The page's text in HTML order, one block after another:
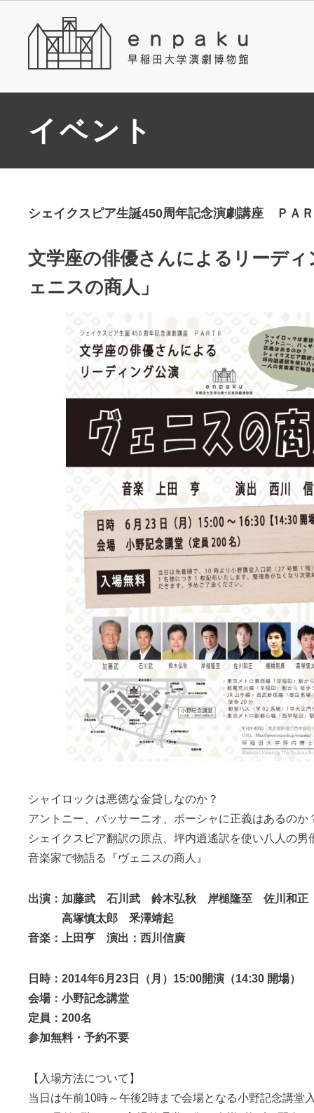
イベント
シェイクスピア生誕450周年記念演劇講座 ＰＡ
文学座の俳優さんによるリーディ
ェニスの商人」
シャイロックは悪徳な金貸しなのか？
アントニー、バッサーニオ、ポーシャに正義はあるのか
シェイクスピア翻訳の原点、坪内逍遙訳を使い八人の男
音楽家で物語る『ヴェニスの商人』
出演：加藤武 石川武 鈴木弘秋 岸槌隆至 佐川和正
高塚慎太郎 釆澤靖起
音楽：上田亨 演出：西川信廣
日時：2014年6月23日（月）15:00開演（14:30 開場）
会場：小野記念講堂
定員：200名
参加無料・予約不要
【入場方法について】
当日は午前10時～午後2時まで会場となる小野記念講堂